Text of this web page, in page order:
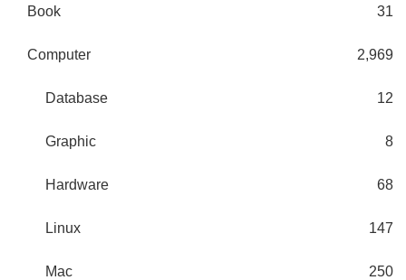
Book 31
Computer 2,969
Database 12
Graphic 8
Hardware 68
Linux 147
Mac 250